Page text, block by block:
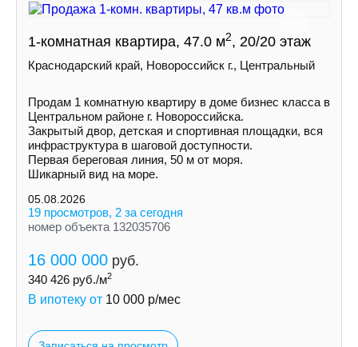
1-комнатная квартира, 47.0 м2, 20/20 этаж
Краснодарский край, Новороссийск г., Центральный
Продам 1 комнатную квартиру в доме бизнес класса в
Центральном районе г. Новороссийска.
Закрытый двор, детская и спортивная площадки, вся
инфраструктура в шаговой доступности.
Первая береговая линия, 50 м от моря.
Шикарный вид на море.
05.08.2026
19 просмотров, 2 за сегодня
номер объекта 132035706
16 000 000 руб.
340 426 руб./м2
В ипотеку от 10 000 р/мес